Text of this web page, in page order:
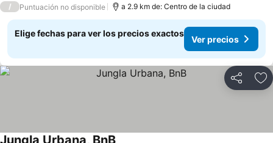
/ Puntuación no disponible a 2.9 km de: Centro de la ciudad
Elige fechas para ver los precios exactos
Ver precios
Compartir
Jungla Urbana, BnB